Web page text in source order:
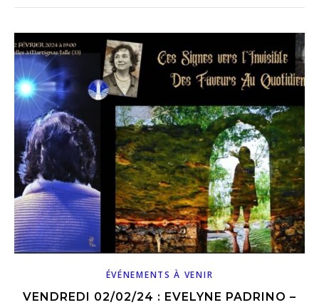
ÉVÉNEMENTS À VENIR
VENDREDI 02/02/24 : EVELYNE PADRINO –